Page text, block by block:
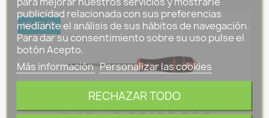
NUEVO
publicidad relacionada con sus preferencias
mediante el análisis de sus hábitos de navegación.
Para dar su consentimiento sobre su uso pulse el
botón Acepto.
Más información Personalizar las cookies
RECHAZAR TODO